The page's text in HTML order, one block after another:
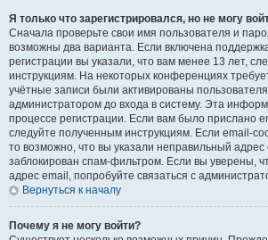
Я только что зарегистрировался, но не могу
Сначала проверьте свои имя пользователя и
возможны два варианта. Если включена
регистрации вы указали, что вам менее 13 лет,
инструкциям. На некоторых конференциях
учётные записи были активированы
администратором до входа в систему. Эта
процессе регистрации. Если вам было прислано
следуйте полученным инструкциям. Если email-
то возможно, что вы указали неправильный
заблокирован спам-фильтром. Если вы уверены,
адрес email, попробуйте связаться с
Вернуться к началу
Почему я не могу войти?